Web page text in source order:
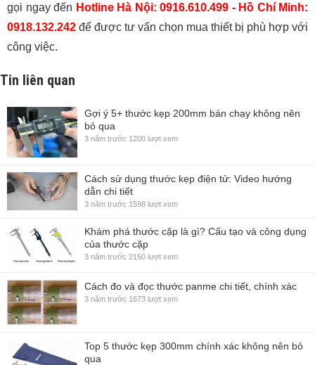
gọi ngay đến Hotline Hà Nội: 0916.610.499 - Hồ Chí Minh:
0918.132.242 để được tư vấn chọn mua thiết bị phù hợp với
công việc.
Tin liên quan
Gợi ý 5+ thước kẹp 200mm bán chạy không nên
bỏ qua
3 năm trước 1200 lượt xem
Cách sử dụng thước kẹp điện tử: Video hướng
dẫn chi tiết
3 năm trước 1598 lượt xem
Khám phá thước cặp là gì? Cấu tạo và công dụng
của thước cặp
3 năm trước 2150 lượt xem
Cách đo và đọc thước panme chi tiết, chính xác
3 năm trước 1673 lượt xem
Top 5 thước kẹp 300mm chính xác không nên bỏ
qua